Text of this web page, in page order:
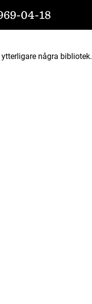
04-18
några bibliotek.